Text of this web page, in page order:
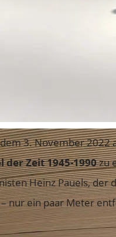
3. November
der Zeit 1945-1990zu
Heinz Pauels,
nur ein paar Meter